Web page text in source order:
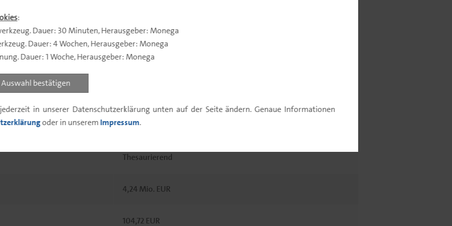
:
Dauer: 30 Minuten, Herausgeber: Monega
Dauer: 4 Wochen, Herausgeber: Monega
Dauer: 1 Woche, Herausgeber: Monega
Auswahl bestätigen
jederzeit in unserer Datenschutzerklärung unten auf der Seite ändern. Genaue Informationen
oder in unseremImpressum.
A412C6
DE000A412C63
30.11.
Thesaurierend
4,24 Mio. EUR
104,72 EUR